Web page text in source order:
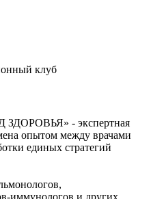
клуб
- экспертная
опытом между врачами
единых стратегий
иммунологов и других